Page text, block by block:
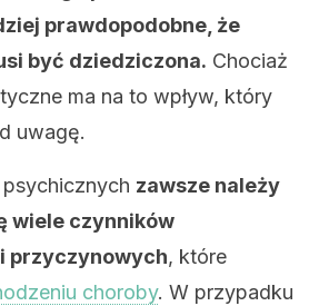
prawdopodobne, że
być dziedziczona. Chociaż
ma na to wpływ, który
uwagę.
zawsze należy
wiele czynników
przyczynowych, które
choroby. W przypadku